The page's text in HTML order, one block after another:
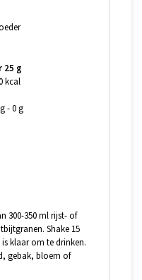
25 g
kcal
- 0 g
300-350 ml rijst- of
Shake 15
klaar om te drinken.
gebak, bloem of